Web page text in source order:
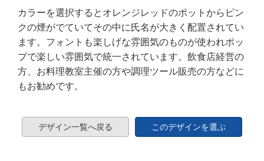
カラーを選択するとオレンジレッドのポットからピン
クの煙がでていてその中に氏名が大きく配置されてい
ます。フォントも楽しげな雰囲気のものが使われポッ
プで楽しい雰囲気で統一されています。飲食店経営の
方、お料理教室主催の方や調理ツール販売の方などに
もお勧めです。
デザイン一覧へ戻る このデザインを選ぶ